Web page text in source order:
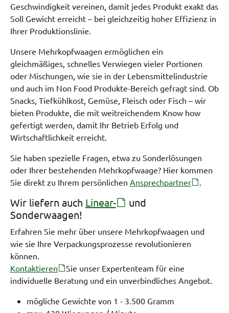
Geschwindigkeit vereinen, damit jedes Produkt exakt das
Soll Gewicht erreicht – bei gleichzeitig hoher Effizienz in
Ihrer Produktionslinie.
Unsere Mehrkopfwaagen ermöglichen ein
gleichmäßiges, schnelles Verwiegen vieler Portionen
oder Mischungen, wie sie in der Lebensmittelindustrie
und auch im Non Food Produkte-Bereich gefragt sind. Ob
Snacks, Tiefkühlkost, Gemüse, Fleisch oder Fisch – wir
bieten Produkte, die mit weitreichendem Know how
gefertigt werden, damit Ihr Betrieb Erfolg und
Wirtschaftlichkeit erreicht.
Sie haben spezielle Fragen, etwa zu Sonderlösungen
oder Ihrer bestehenden Mehrkopfwaage? Hier kommen
Sie direkt zu Ihrem persönlichen Ansprechpartner .
Wir liefern auch Linear-
und
Sonderwaagen!
Erfahren Sie mehr über unsere Mehrkopfwaagen und
wie sie Ihre Verpackungsprozesse revolutionieren
können.
Kontaktieren
Sie unser Expertenteam für eine
individuelle Beratung und ein unverbindliches Angebot.
mögliche Gewichte von 1 - 3.500 Gramm